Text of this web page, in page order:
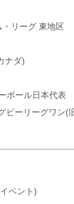
・リーグ 東地区
ナダ)
ボール日本代表
ビーリーグワン(
ベント)